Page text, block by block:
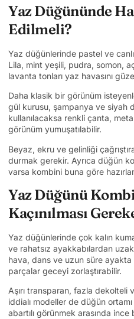
Yaz Düğününde
Edilmeli?
Yaz düğünlerinde pastel ve
Lila, mint yeşili, pudra, somon,
lavanta tonları yaz havasını
Daha klasik bir görünüm
gül kurusu, şampanya ve siyah
kullanılacaksa renkli çanta,
görünüm yumuşatılabilir.
Beyaz, ekru ve gelinliği
durmak gerekir. Ayrıca düğün
varsa kombini buna göre
Yaz Düğünü
Kaçınılması
Yaz düğünlerinde çok kalın
ve rahatsız ayakkabılardan
hava, dans ve uzun süre
parçalar geceyi zorlaştırabilir.
Aşırı transparan, fazla dekolteli
iddialı modeller de düğün
abartılı görünmek arasında ince